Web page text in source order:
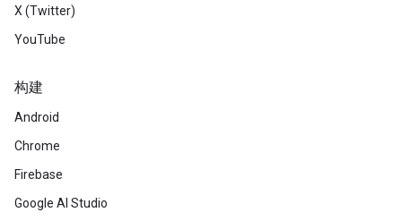
X (Twitter)
YouTube
构建
Android
Chrome
Firebase
Google AI Studio